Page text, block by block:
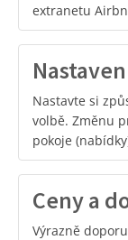
extranetu
Nastavte si
volbě. Změnu
pokoje
Ceny a
Výrazně